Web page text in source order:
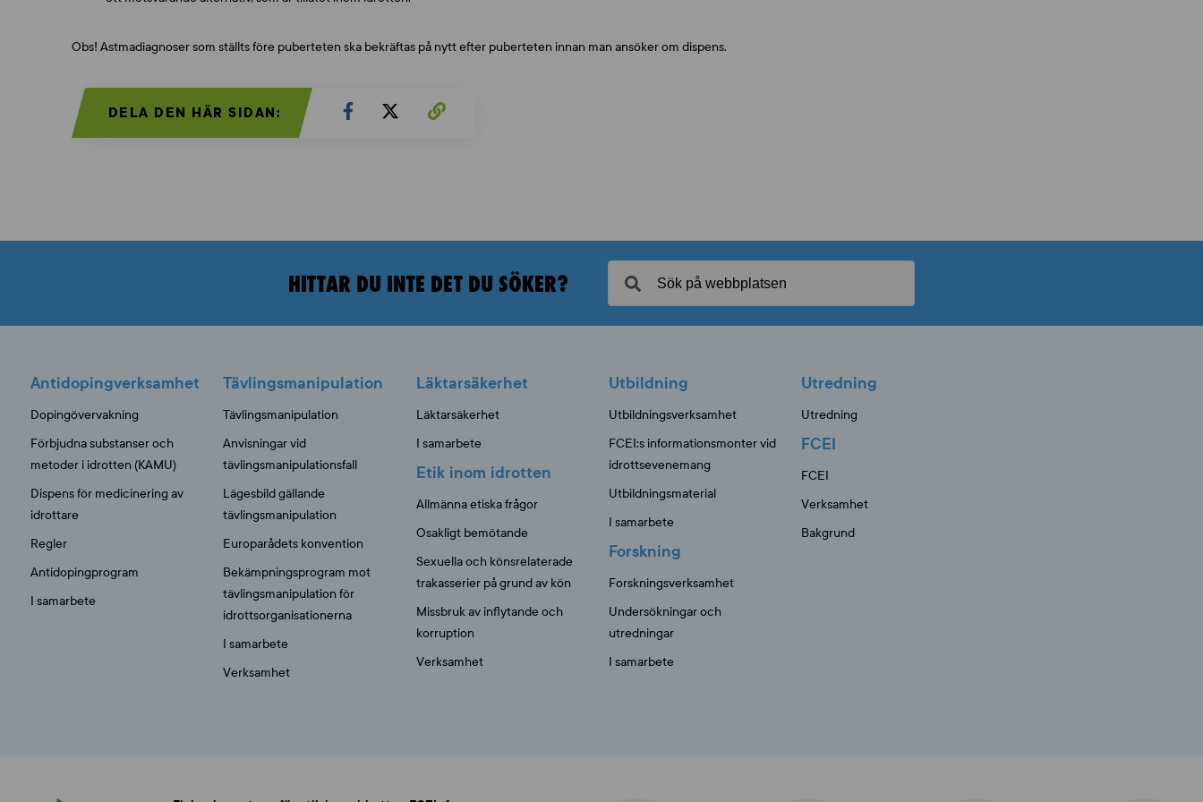
Obs! Astmadiagnoser som ställts före puberteten ska bekräftas på nytt efter puberteten innan man ansöker om dispens.
DELA DEN HÄR SIDAN:
HITTAR DU INTE DET DU SÖKER?
Antidopingverksamhet
Dopingövervakning
Förbjudna substanser och
metoder i idrotten (KAMU)
Dispens för medicinering av
idrottare
Regler
Antidopingprogram
I samarbete
Tävlingsmanipulation
Tävlingsmanipulation
Anvisningar vid
tävlingsmanipulationsfall
Lägesbild gällande
tävlingsmanipulation
Europarådets konvention
Bekämpningsprogram mot
tävlingsmanipulation för
idrottsorganisationerna
I samarbete
Verksamhet
Läktarsäkerhet
Läktarsäkerhet
I samarbete
Etik inom idrotten
Allmänna etiska frågor
Osakligt bemötande
Sexuella och könsrelaterade
trakasserier på grund av kön
Missbruk av inflytande och
korruption
Verksamhet
Utbildning
Utbildningsverksamhet
FCEI:s informationsmonter vid
idrottsevenemang
Utbildningsmaterial
I samarbete
Forskning
Forskningsverksamhet
Undersökningar och
utredningar
I samarbete
Utredning
Utredning
FCEI
FCEI
Verksamhet
Bakgrund